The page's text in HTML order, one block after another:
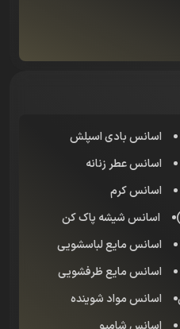
اسانس بادی اسپلش
اسانس عطر زنانه
اسانس کرم
اسانس شیشه پاک کن
اسانس مایع لباسشویی
اسانس مایع ظرفشویی
اسانس مواد شوینده